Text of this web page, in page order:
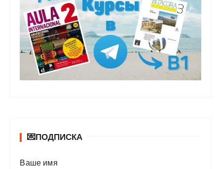
💌ПОДПИСКА
Ваше имя